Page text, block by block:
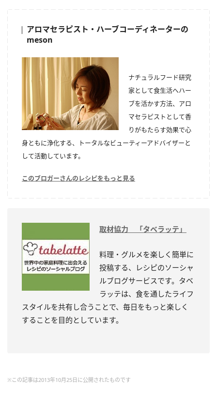
アロマセラピスト・ハーブコーディネーターの
meson
ナチュラルフード研究
家として食生活へハー
ブを活かす方法、アロ
マセラピストとして香
りがもたらす効果で心
身ともに浄化する、トータルなビューティーアドバイザーと
して活動しています。
このブロガーさんのレシピをもっと見る
取材協力 「タベラッテ」
料理・グルメを楽しく簡単に
投稿する、レシピのソーシャ
ルブログサービスです。タベ
ラッテは、食を通したライフ
スタイルを共有し合うことで、毎日をもっと楽しく
することを目的としています。
※この記事は2013年10月25日に公開されたものです